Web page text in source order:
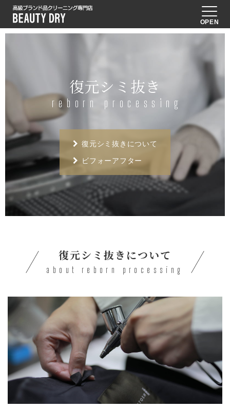
OPEN
復元シミ抜き
reborn processing
復元シミ抜きについて
ビフォーアフター
復元シミ抜きについて
about reborn processing